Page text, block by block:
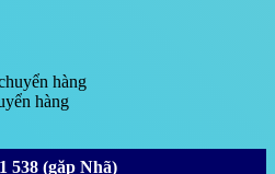
hàng
538 (gặp Nhã)